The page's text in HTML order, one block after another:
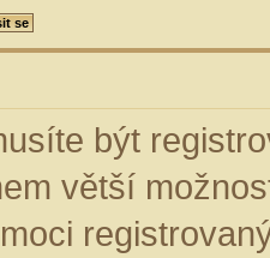
být
větší